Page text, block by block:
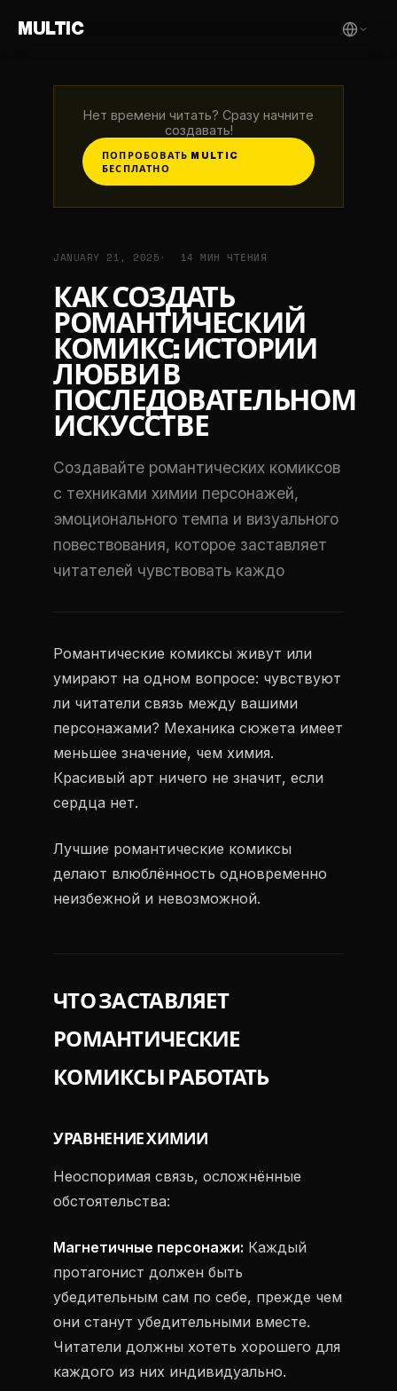
MULTIC
Нет времени читать? Сразу начните
создавать!
ПОПРОБОВАТЬ MULTIC
БЕСПЛАТНО
JANUARY 21, 2025 14 МИН ЧТЕНИЯ
КАК СОЗДАТЬ
РОМАНТИЧЕСКИЙ
КОМИКС: ИСТОРИИ
ЛЮБВИ В
ПОСЛЕДОВАТЕЛЬНОМ
ИСКУССТВЕ
Создавайте романтических комиксов
с техниками химии персонажей,
эмоционального темпа и визуального
повествования, которое заставляет
читателей чувствовать каждо
Романтические комиксы живут или
умирают на одном вопросе: чувствуют
ли читатели связь между вашими
персонажами? Механика сюжета имеет
меньшее значение, чем химия.
Красивый арт ничего не значит, если
сердца нет.
Лучшие романтические комиксы
делают влюблённость одновременно
неизбежной и невозможной.
ЧТО ЗАСТАВЛЯЕТ
РОМАНТИЧЕСКИЕ
КОМИКСЫ РАБОТАТЬ
УРАВНЕНИЕ ХИМИИ
Неоспоримая связь, осложнённые
обстоятельства:
Магнетичные персонажи: Каждый
протагонист должен быть
убедительным сам по себе, прежде чем
они станут убедительными вместе.
Читатели должны хотеть хорошего для
каждого из них индивидуально.